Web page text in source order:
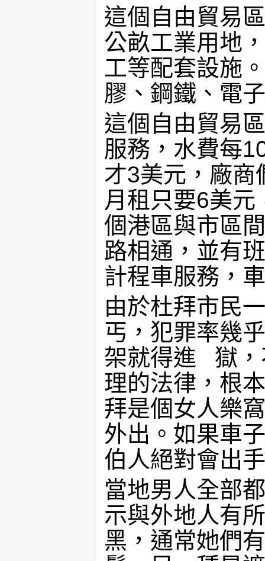
這個自由貿易
公畝工業用地
工等配套設施
膠、鋼鐵、電
這個自由貿易
服務，水費每
才3美元，廠商
月租只要6美
個港區與市區
路相通，並有
計程車服務，
由於杜拜市民
丐，犯罪率幾
架就得進 獄，
理的法律，根
拜是個女人樂
外出。如果車
伯人絕對會出
當地男人全部
示與外地人有
黑，通常她們